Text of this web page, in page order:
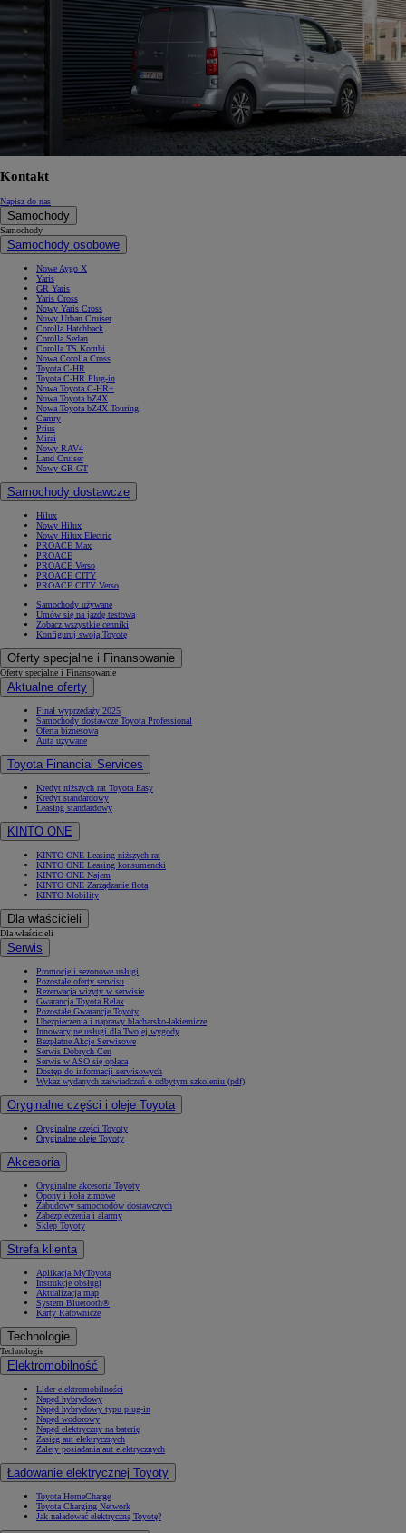
Kontakt
Napisz do nas
Samochody
Samochody
Samochody osobowe
Nowe Aygo X
Yaris
GR Yaris
Yaris Cross
Nowy Yaris Cross
Nowy Urban Cruiser
Corolla Hatchback
Corolla Sedan
Corolla TS Kombi
Nowa Corolla Cross
Toyota C-HR
Toyota C-HR Plug-in
Nowa Toyota C-HR+
Nowa Toyota bZ4X
Nowa Toyota bZ4X Touring
Camry
Prius
Mirai
Nowy RAV4
Land Cruiser
Nowy GR GT
Samochody dostawcze
Hilux
Nowy Hilux
Nowy Hilux Electric
PROACE Max
PROACE
PROACE Verso
PROACE CITY
PROACE CITY Verso
Samochody używane
Umów się na jazdę testową
Zobacz wszystkie cenniki
Konfiguruj swoją Toyotę
Oferty specjalne i Finansowanie
Oferty specjalne i Finansowanie
Aktualne oferty
Finał wyprzedaży 2025
Samochody dostawcze Toyota Professional
Oferta biznesowa
Auta używane
Toyota Financial Services
Kredyt niższych rat Toyota Easy
Kredyt standardowy
Leasing standardowy
KINTO ONE
KINTO ONE Leasing niższych rat
KINTO ONE Leasing konsumencki
KINTO ONE Najem
KINTO ONE Zarządzanie flotą
KINTO Mobility
Dla właścicieli
Dla właścicieli
Serwis
Promocje i sezonowe usługi
Pozostałe oferty serwisu
Rezerwacja wizyty w serwisie
Gwarancja Toyota Relax
Pozostałe Gwarancje Toyoty
Ubezpieczenia i naprawy blacharsko-lakiernicze
Innowacyjne usługi dla Twojej wygody
Bezpłatne Akcje Serwisowe
Serwis Dobrych Cen
Serwis w ASO się opłaca
Dostęp do informacji serwisowych
Wykaz wydanych zaświadczeń o odbytym szkoleniu (pdf)
Oryginalne części i oleje Toyota
Oryginalne części Toyoty
Oryginalne oleje Toyoty
Akcesoria
Oryginalne akcesoria Toyoty
Opony i koła zimowe
Zabudowy samochodów dostawczych
Zabezpieczenia i alarmy
Sklep Toyoty
Strefa klienta
Aplikacja MyToyota
Instrukcje obsługi
Aktualizacja map
System Bluetooth®
Karty Ratownicze
Technologie
Technologie
Elektromobilność
Lider elektromobilności
Napęd hybrydowy
Napęd hybrydowy typu plug-in
Napęd wodorowy
Napęd elektryczny na baterię
Zasięg aut elektrycznych
Zalety posiadania aut elektrycznych
Ładowanie elektrycznej Toyoty
Toyota HomeCharge
Toyota Charging Network
Jak naładować elektryczną Toyotę?